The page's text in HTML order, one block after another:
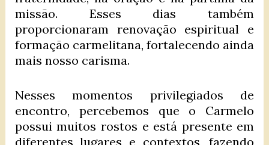
missão. Esses dias também
proporcionaram renovação espiritual e
formação carmelitana, fortalecendo ainda
mais nosso carisma.
Nesses momentos privilegiados de
encontro, percebemos que o Carmelo
possui muitos rostos e está presente em
diferentes lugares e contextos, fazendo